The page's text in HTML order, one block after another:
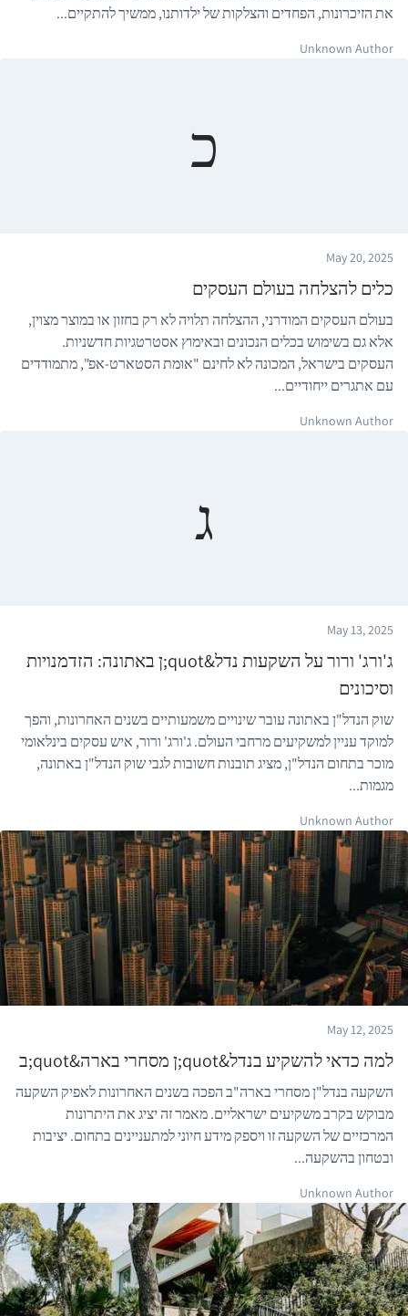
את הזיכרונות, הפחדים והצלקות של ילדותנו, ממשיך להתקיים...
Unknown Author
כ
May 20, 2025
כלים להצלחה בעולם העסקים
בעולם העסקים המודרני, ההצלחה תלויה לא רק בחזון או במוצר מצוין,
אלא גם בשימוש בכלים הנכונים ובאימוץ אסטרטגיות חדשניות.
העסקים בישראל, המכונה לא לחינם "אומת הסטארט-אפ", מתמודדים
עם אתגרים ייחודיים...
Unknown Author
ג
May 13, 2025
ג'ורג' ורור על השקעות נדל&quot;ן באתונה: הזדמנויות
וסיכונים
שוק הנדל"ן באתונה עובר שינויים משמעותיים בשנים האחרונות, והפך
למוקד עניין למשקיעים מרחבי העולם. ג'ורג' ורור, איש עסקים בינלאומי
מוכר בתחום הנדל"ן, מציג תובנות חשובות לגבי שוק הנדל"ן באתונה,
מגמות...
Unknown Author
May 12, 2025
למה כדאי להשקיע בנדל&quot;ן מסחרי בארה&quot;ב
השקעה בנדל"ן מסחרי בארה"ב הפכה בשנים האחרונות לאפיק השקעה
מבוקש בקרב משקיעים ישראליים. מאמר זה יציג את היתרונות
המרכזיים של השקעה זו ויספק מידע חיוני למתעניינים בתחום. יציבות
ובטחון בהשקעה...
Unknown Author